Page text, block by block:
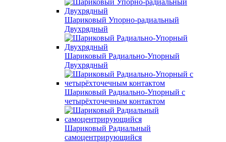
Шариковый Упорно-радиальный
Двухрядный
Шариковый Радиально-Упорный
Двухрядный
Шариковый Радиально-Упорный с
четырёхточечным контактом
Шариковый Радиальный
самоцентрирующийся